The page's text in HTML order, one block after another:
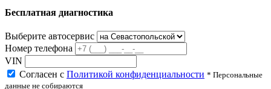
Бесплатная диагностика
Выберите автосервис
Номер телефона
VIN
Согласен с Политикой конфиденциальности * Персональные
данные не собираются